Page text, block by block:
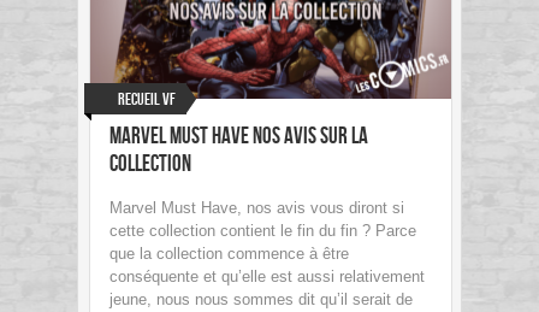
Recueil VF
Marvel Must Have Nos avis sur la
collection
Marvel Must Have, nos avis vous diront si
cette collection contient le fin du fin ? Parce
que la collection commence à être
conséquente et qu’elle est aussi relativement
jeune, nous nous sommes dit qu’il serait de